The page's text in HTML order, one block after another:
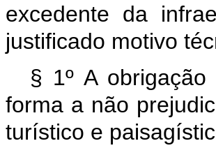
excedente da
justificado motivo
§ 1º A
forma a não
turístico e